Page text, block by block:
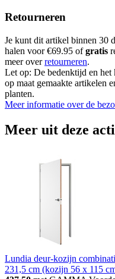
Retourneren
Je kunt dit artikel binnen 30
halen voor €69.95 ofgratis
meer overretourneren.
Let op: De bedenktijd en het
op maat gemaakte artikelen
planten.
Meer informatie over de
Meer uit deze
Lundia deur-kozijn
231,5 cm (kozijn 56 x 115